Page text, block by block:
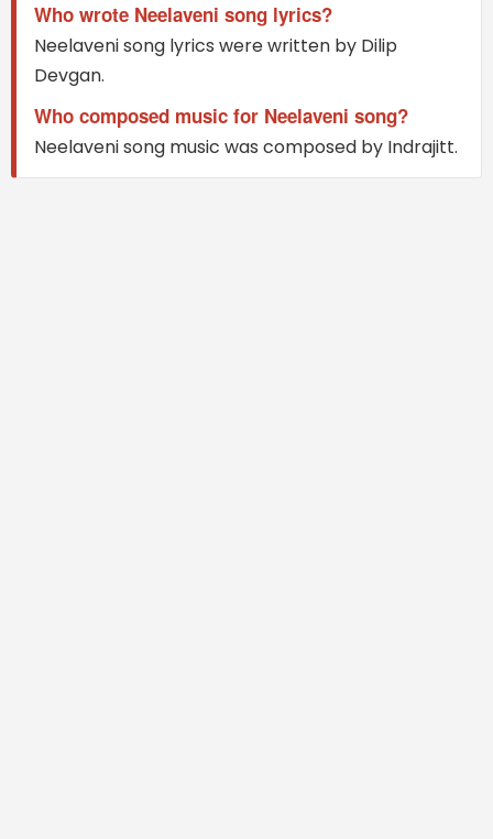
Who wrote Neelaveni song lyrics?
Neelaveni song lyrics were written by Dilip
Devgan.
Who composed music for Neelaveni song?
Neelaveni song music was composed by Indrajitt.